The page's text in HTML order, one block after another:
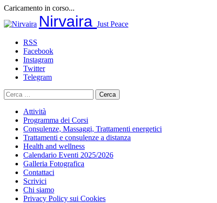
Caricamento in corso...
al
Nirvaira Just Peace
RSS
Facebook
Instagram
Twitter
Telegram
Ricerca
per:
Attività
Programma dei Corsi
Consulenze, Massaggi, Trattamenti energetici
Trattamenti e consulenze a distanza
Health and wellness
Calendario Eventi 2025/2026
Galleria Fotografica
Contattaci
Scrivici
Chi siamo
Privacy Policy sui Cookies